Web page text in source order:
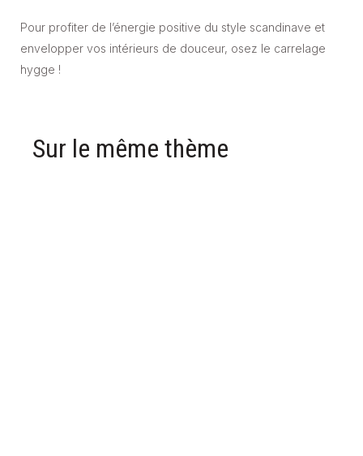
Pour profiter de l’énergie positive du style scandinave et
envelopper vos intérieurs de douceur, osez le carrelage
hygge !
Sur le même thème